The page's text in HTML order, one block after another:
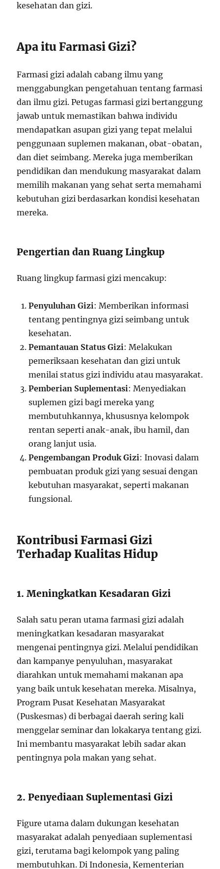
kesehatan dan gizi.
Apa itu Farmasi Gizi?
Farmasi gizi adalah cabang ilmu yang
menggabungkan pengetahuan tentang farmasi
dan ilmu gizi. Petugas farmasi gizi bertanggung
jawab untuk memastikan bahwa individu
mendapatkan asupan gizi yang tepat melalui
penggunaan suplemen makanan, obat-obatan,
dan diet seimbang. Mereka juga memberikan
pendidikan dan mendukung masyarakat dalam
memilih makanan yang sehat serta memahami
kebutuhan gizi berdasarkan kondisi kesehatan
mereka.
Pengertian dan Ruang Lingkup
Ruang lingkup farmasi gizi mencakup:
Penyuluhan Gizi: Memberikan informasi
tentang pentingnya gizi seimbang untuk
kesehatan.
Pemantauan Status Gizi: Melakukan
pemeriksaan kesehatan dan gizi untuk
menilai status gizi individu atau masyarakat.
Pemberian Suplementasi: Menyediakan
suplemen gizi bagi mereka yang
membutuhkannya, khususnya kelompok
rentan seperti anak-anak, ibu hamil, dan
orang lanjut usia.
Pengembangan Produk Gizi: Inovasi dalam
pembuatan produk gizi yang sesuai dengan
kebutuhan masyarakat, seperti makanan
fungsional.
Kontribusi Farmasi Gizi
Terhadap Kualitas Hidup
1. Meningkatkan Kesadaran Gizi
Salah satu peran utama farmasi gizi adalah
meningkatkan kesadaran masyarakat
mengenai pentingnya gizi. Melalui pendidikan
dan kampanye penyuluhan, masyarakat
diarahkan untuk memahami makanan apa
yang baik untuk kesehatan mereka. Misalnya,
Program Pusat Kesehatan Masyarakat
(Puskesmas) di berbagai daerah sering kali
menggelar seminar dan lokakarya tentang gizi.
Ini membantu masyarakat lebih sadar akan
pentingnya pola makan yang sehat.
2. Penyediaan Suplementasi Gizi
Figure utama dalam dukungan kesehatan
masyarakat adalah penyediaan suplementasi
gizi, terutama bagi kelompok yang paling
membutuhkan. Di Indonesia, Kementerian